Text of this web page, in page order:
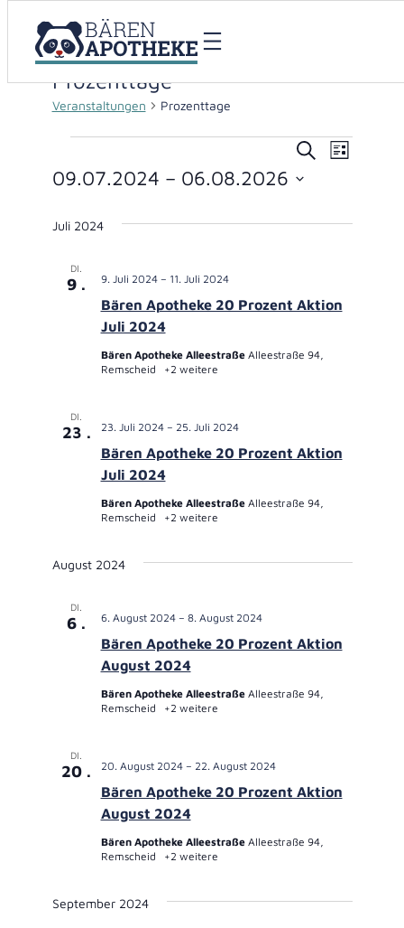
Prozenttage
Veranstaltungen Prozenttage
Suche
Suche
Liste
09.07.2024 – 06.08.2026
wählen.
Juli 2024
DI.
9
Bären Apotheke 20 Prozent Aktion
Juli 2024
9. Juli 2024– 11. Juli 2024
Bären Apotheke Alleestraße Alleestraße 94,
Remscheid
+2 weitere
DI.
23
Bären Apotheke 20 Prozent Aktion
Juli 2024
23. Juli 2024– 25. Juli 2024
Bären Apotheke Alleestraße Alleestraße 94,
Remscheid
+2 weitere
August 2024
DI.
6
Bären Apotheke 20 Prozent Aktion
August 2024
6. August 2024– 8. August 2024
Bären Apotheke Alleestraße Alleestraße 94,
Remscheid
+2 weitere
DI.
20
Bären Apotheke 20 Prozent Aktion
August 2024
20. August 2024– 22. August 2024
Bären Apotheke Alleestraße Alleestraße 94,
Remscheid
+2 weitere
September 2024